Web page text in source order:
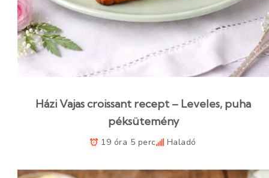
Házi Vajas croissant recept – Leveles, puha
péksütemény
19 óra 5 perc Haladó